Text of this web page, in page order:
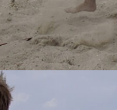
Oldenburg in Holstein
Plön
Ratzeburg
Open 2024
Herbst